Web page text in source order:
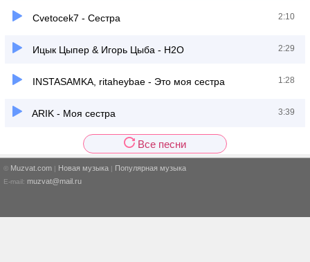
Cvetocek7 - Сестра 2:10
Ицык Цыпер & Игорь Цыба - H2O 2:29
INSTASAMKA, ritaheybae - Это моя сестра 1:28
ARIK - Моя сестра 3:39
Все песни
© Muzvat.com | Новая музыка | Популярная музыка
E-mail: muzvat@mail.ru